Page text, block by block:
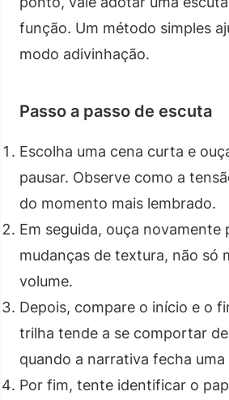
função. Um método simples
modo adivinhação.
Passo a passo de escuta
Escolha uma cena curta e
pausar. Observe como a
do momento mais lembrado.
Em seguida, ouça novamente
mudanças de textura, não só
volume.
Depois, compare o início e o
trilha tende a se comportar
quando a narrativa fecha uma
Por fim, tente identificar o